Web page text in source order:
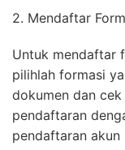
2. Mendaftar
Untuk mendaftar
pilihlah formasi
dokumen dan
pendaftaran
pendaftaran akun